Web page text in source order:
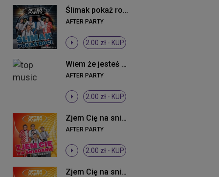
Ślimak pokaż rogi (Extended)
AFTER PARTY
2.00 zł - KUP
Wiem że jesteś (Oldschool 90's Remix)
AFTER PARTY
2.00 zł - KUP
Zjem Cię na sniadanie (Radio Edit)
AFTER PARTY
2.00 zł - KUP
Zjem Cię na sniadanie (Radio Edit)